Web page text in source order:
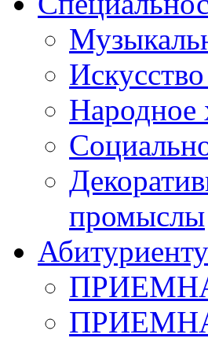
Народное
промыслы
Абитуриенту